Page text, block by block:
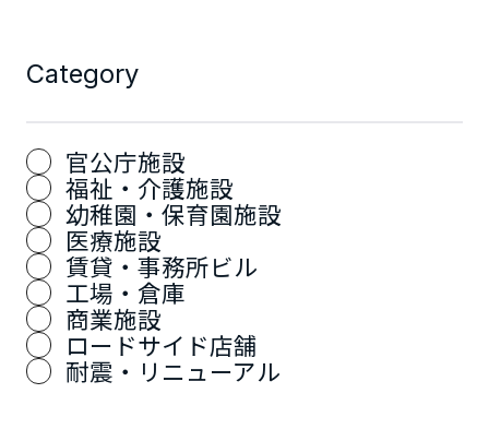
Category
官公庁施設
福祉・介護施設
幼稚園・保育園施設
医療施設
賃貸・事務所ビル
工場・倉庫
商業施設
ロードサイド店舗
耐震・リニューアル